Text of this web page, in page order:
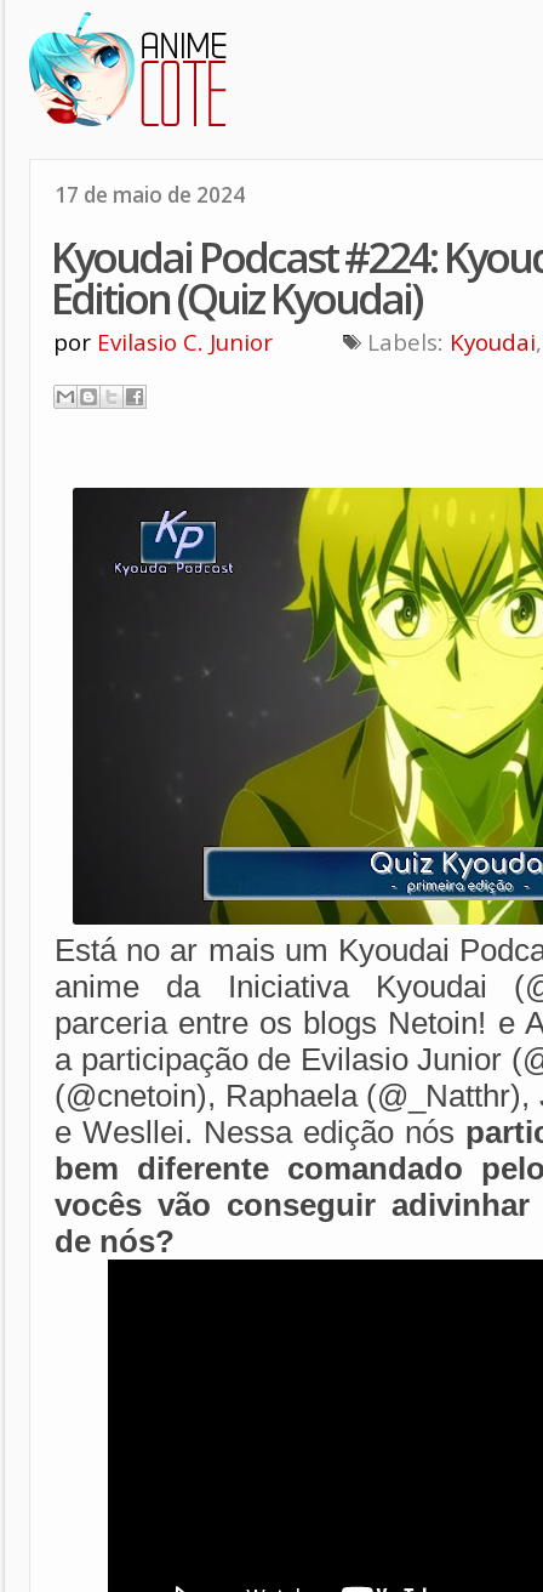
17 de maio de 2024
Kyoudai Podcast #224:
Edition (Quiz Kyoudai)
por Evilasio C. Junior Labels: Kyoudai
Está no ar mais um Kyoudai
anime da Iniciativa Kyoudai
parceria entre os blogs Netoin! e
a participação de Evilasio Junior
(@cnetoin), Raphaela
e Wesllei. Nessa edição nós
bem diferente comandado
vocês vão conseguir
de nós?